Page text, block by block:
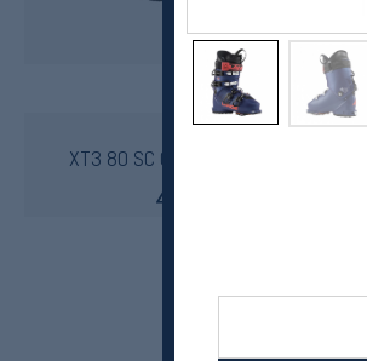
Lange
XT3 80 SC GW topptur /
4999,-